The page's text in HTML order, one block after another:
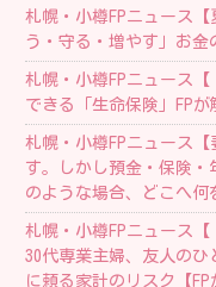
札幌・小樽FPニュース
う・守る・増やす」お金
札幌・小樽FPニュース
できる「生命保険」FPが
札幌・小樽FPニュース
す。しかし預金・保険
のような場合、どこへ何
札幌・小樽FPニュース【
30代専業主婦、友人の
に頼る家計のリスク【FP